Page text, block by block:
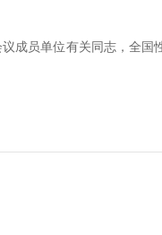
成员单位有关同志，全